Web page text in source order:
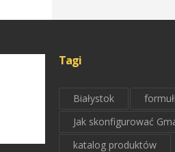
Tagi
Białystok
Jak skonfigurować
katalog produktów